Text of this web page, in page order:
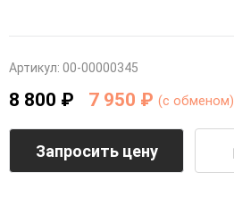
Артикул: 00-00000345
8 800 ₽ 7 950 ₽ (c обменом)
Запросить цену